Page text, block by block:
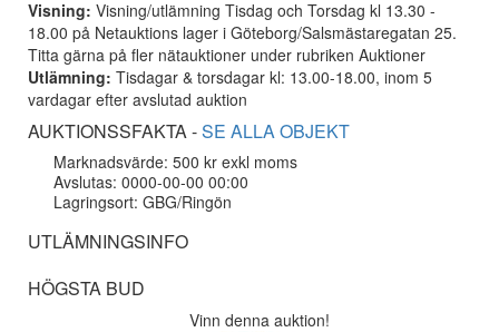
Visning: Visning/utlämning Tisdag och Torsdag kl 13.30 -
18.00 på Netauktions lager i Göteborg/Salsmästaregatan 25.
Titta gärna på fler nätauktioner under rubriken Auktioner
Utlämning: Tisdagar & torsdagar kl: 13.00-18.00, inom 5
vardagar efter avslutad auktion
AUKTIONSSFAKTA -SE ALLA OBJEKT
Marknadsvärde: 500 kr exkl moms
Avslutas: 0000-00-00 00:00
Lagringsort: GBG/Ringön
UTLÄMNINGSINFO
HÖGSTA BUD
Vinn denna auktion!